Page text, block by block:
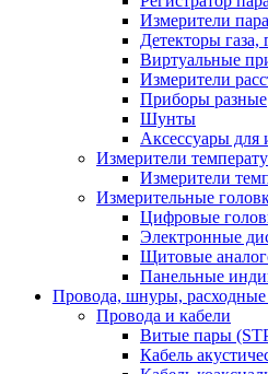
Измерители
Детекторы газа,
Виртуальные
Измерители
Приборы разные
Шунты
Аксессуары для
Измерители
Измерители
Измерительные
Цифровые
Электронные
Щитовые
Панельные
Провода, шнуры,
Провода и кабели
Витые пары
Кабель